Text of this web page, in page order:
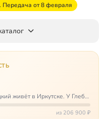
Передача от 8 февраля
живёт в Иркутске. У Глеба
младенчестве менингита,
эпилепсией, с которой
из 206 900 ₽